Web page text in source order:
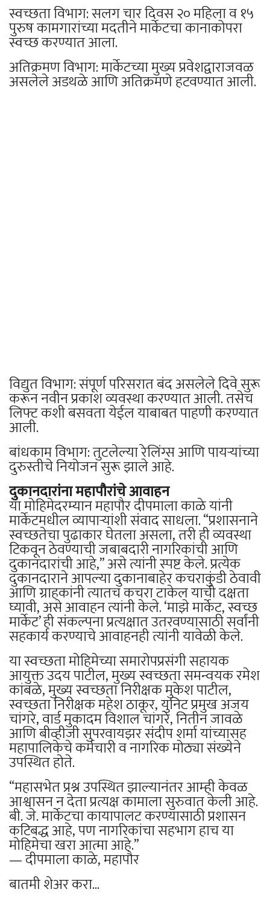
स्वच्छता विभाग: सलग चार दिवस २० महिला व १५
पुरुष कामगारांच्या मदतीने मार्केटचा कानाकोपरा
स्वच्छ करण्यात आला.
अतिक्रमण विभाग: मार्केटच्या मुख्य प्रवेशद्वाराजवळ
असलेले अडथळे आणि अतिक्रमणे हटवण्यात आली.
विद्युत विभाग: संपूर्ण परिसरात बंद असलेले दिवे सुरू
करून नवीन प्रकाश व्यवस्था करण्यात आली. तसेच
लिफ्ट कशी बसवता येईल याबाबत पाहणी करण्यात
आली.
बांधकाम विभाग: तुटलेल्या रेलिंग्स आणि पायऱ्यांच्या
दुरुस्तीचे नियोजन सुरू झाले आहे.
दुकानदारांना महापौरांचे आवाहन
या मोहिमेदरम्यान महापौर दीपमाला काळे यांनी
मार्केटमधील व्यापाऱ्यांशी संवाद साधला. “प्रशासनाने
स्वच्छतेचा पुढाकार घेतला असला, तरी ही व्यवस्था
टिकवून ठेवण्याची जबाबदारी नागरिकांची आणि
दुकानदारांची आहे,” असे त्यांनी स्पष्ट केले. प्रत्येक
दुकानदाराने आपल्या दुकानाबाहेर कचराकुंडी ठेवावी
आणि ग्राहकांनी त्यातच कचरा टाकेल याची दक्षता
घ्यावी, असे आवाहन त्यांनी केले. ‘माझे मार्केट, स्वच्छ
मार्केट’ ही संकल्पना प्रत्यक्षात उतरवण्यासाठी सर्वांनी
सहकार्य करण्याचे आवाहनही त्यांनी यावेळी केले.
या स्वच्छता मोहिमेच्या समारोपप्रसंगी सहायक
आयुक्त उदय पाटील, मुख्य स्वच्छता समन्वयक रमेश
कांबळे, मुख्य स्वच्छता निरीक्षक मुकेश पाटील,
स्वच्छता निरीक्षक महेश ठाकूर, युनिट प्रमुख अजय
चांगरे, वार्ड मुकादम विशाल चांगरे, नितीन जावळे
आणि बीव्हीजी सुपरवायझर संदीप शर्मा यांच्यासह
महापालिकेचे कर्मचारी व नागरिक मोठ्या संख्येने
उपस्थित होते.
“महासभेत प्रश्न उपस्थित झाल्यानंतर आम्ही केवळ
आश्वासन न देता प्रत्यक्ष कामाला सुरुवात केली आहे.
बी. जे. मार्केटचा कायापालट करण्यासाठी प्रशासन
कटिबद्ध आहे, पण नागरिकांचा सहभाग हाच या
मोहिमेचा खरा आत्मा आहे.”
— दीपमाला काळे, महापौर
बातमी शेअर करा...